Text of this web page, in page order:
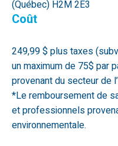
(Québec) H2M 2E3
Coût
249,99 $ plus taxes
un maximum de 75$ par
provenant du secteur de
*Le remboursement de
et professionnels
environnementale.